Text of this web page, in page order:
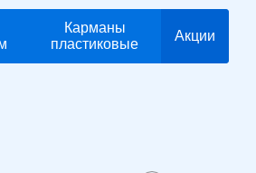
Карманы
пластиковые
Акции